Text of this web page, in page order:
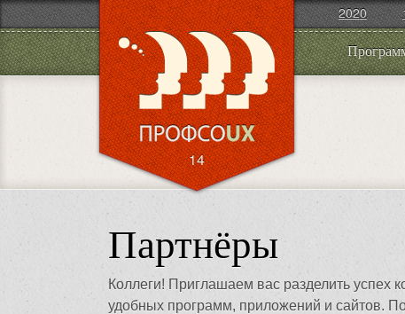
2020
14
Партнёры
Коллеги! Приглашаем вас разделить успех
удобных программ, приложений и сайтов.